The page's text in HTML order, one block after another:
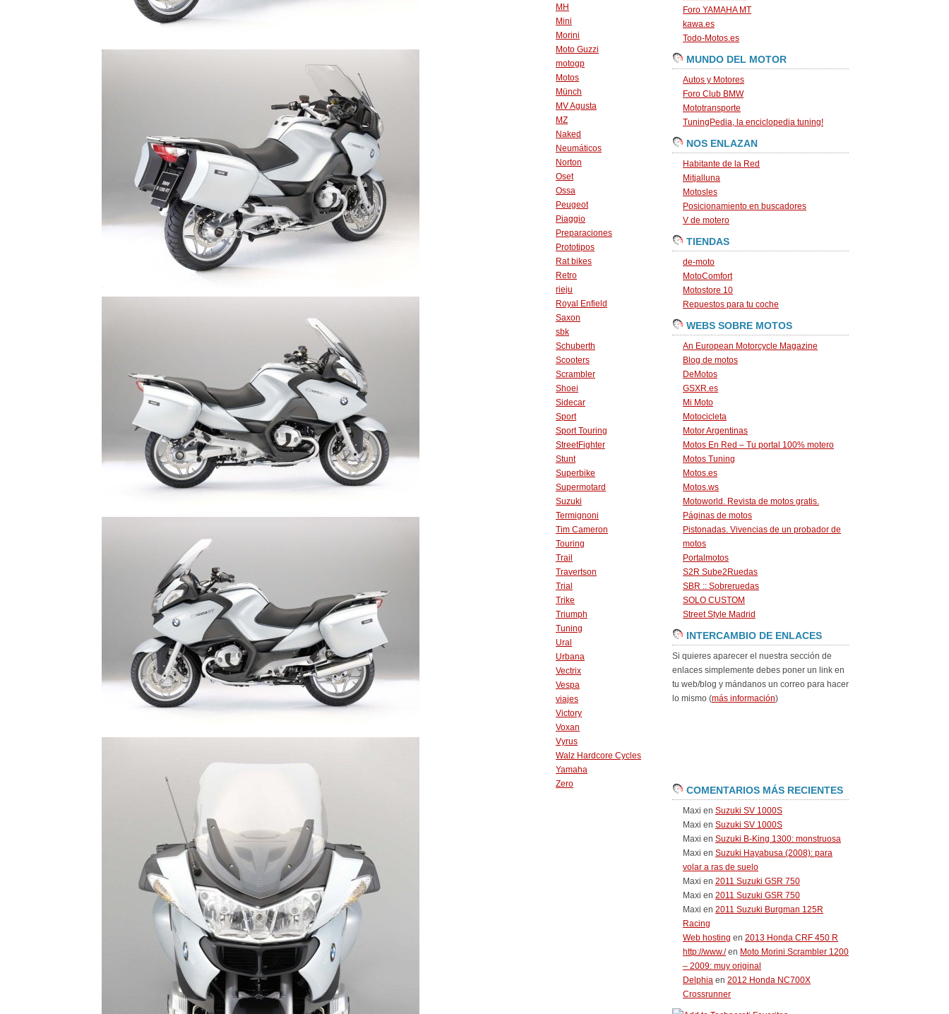
MH
Mini
Morini
Moto Guzzi
motogp
Motos
Münch
MV Agusta
MZ
Naked
Neumáticos
Norton
Oset
Ossa
Peugeot
Piaggio
Preparaciones
Prototipos
Rat bikes
Retro
rieju
Royal Enfield
Saxon
sbk
Schuberth
Scooters
Scrambler
Shoei
Sidecar
Sport
Sport Touring
StreetFighter
Stunt
Superbike
Supermotard
Suzuki
Termignoni
Tim Cameron
Touring
Trail
Travertson
Trial
Trike
Triumph
Tuning
Ural
Urbana
Vectrix
Vespa
viajes
Victory
Voxan
Vyrus
Walz Hardcore Cycles
Yamaha
Zero
Foro YAMAHA MT
kawa.es
Todo-Motos.es
MUNDO DEL MOTOR
Autos y Motores
Foro Club BMW
Mototransporte
TuningPedia, la enciclopedia tuning!
NOS ENLAZAN
Habitante de la Red
Mitjalluna
Motosles
Posicionamiento en buscadores
V de motero
TIENDAS
de-moto
MotoComfort
Motostore 10
Repuestos para tu coche
WEBS SOBRE MOTOS
An European Motorcycle Magazine
Blog de motos
DeMotos
GSXR.es
Mi Moto
Motocicleta
Motor Argentinas
Motos En Red – Tu portal 100% motero
Motos Tuning
Motos.es
Motos.ws
Motoworld. Revista de motos gratis.
Páginas de motos
Pistonadas. Vivencias de un probador de
motos
Portalmotos
S2R Sube2Ruedas
SBR :: Sobreruedas
SOLO CUSTOM
Street Style Madrid
INTERCAMBIO DE ENLACES
Si quieres aparecer el nuestra sección de
enlaces simplemente debes poner un link en
tu web/blog y mándanos un correo para hacer
lo mismo (más información)
COMENTARIOS MÁS RECIENTES
Maxi en Suzuki SV 1000S
Maxi en Suzuki SV 1000S
Maxi en Suzuki B-King 1300: monstruosa
Maxi en Suzuki Hayabusa (2008): para
volar a ras de suelo
Maxi en 2011 Suzuki GSR 750
Maxi en 2011 Suzuki GSR 750
Maxi en 2011 Suzuki Burgman 125R
Racing
Web hosting en 2013 Honda CRF 450 R
http://www./en Moto Morini Scrambler 1200
– 2009: muy original
Delphia en 2012 Honda NC700X
Crossrunner